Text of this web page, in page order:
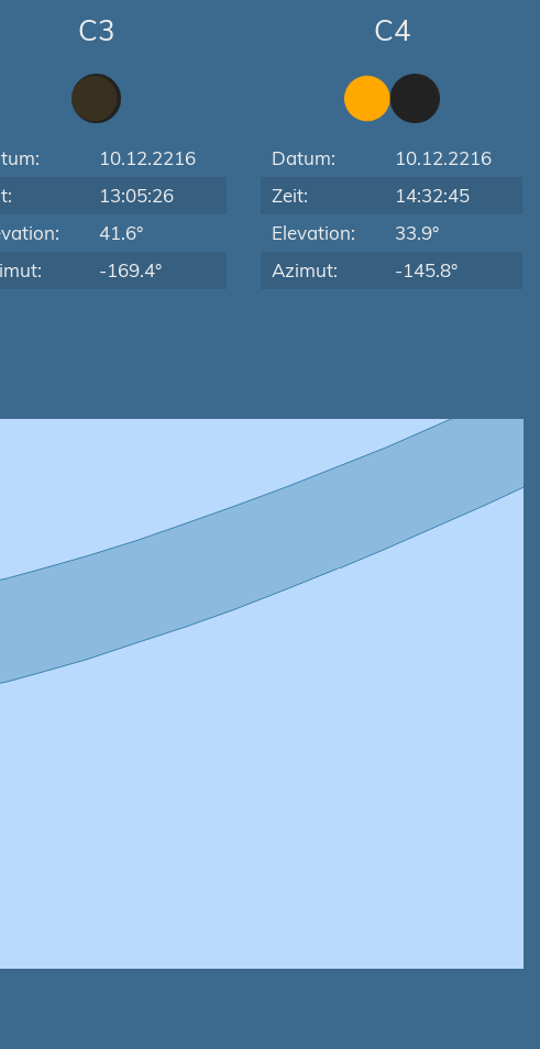
C3
10.12.2216
13:05:26
41.6°
-169.4°
C4
Datum:
10.12.2216
Zeit:
14:32:45
Elevation:
33.9°
Azimut:
-145.8°